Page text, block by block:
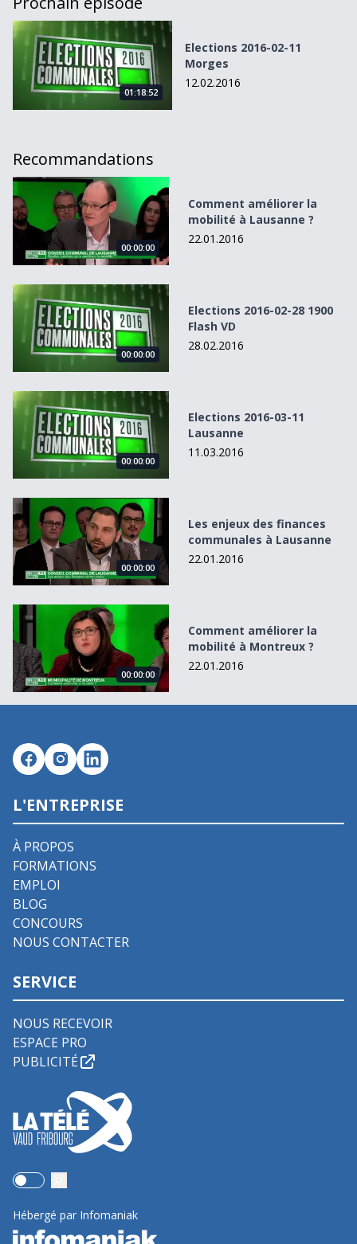
Elections 2016-02-11 Morges
01:18:52
Elections 2016-02-11
Morges
12.02.2016
Recommandations
Comment améliorer la mobilité à Lausanne ?
00:00:00
Comment améliorer la
mobilité à Lausanne ?
22.01.2016
Elections 2016-02-28 1900 Flash VD
00:00:00
Elections 2016-02-28 1900
Flash VD
28.02.2016
Elections 2016-03-11 Lausanne
00:00:00
Elections 2016-03-11
Lausanne
11.03.2016
Les enjeux des finances communales à Lausanne
00:00:00
Les enjeux des finances
communales à Lausanne
22.01.2016
Comment améliorer la mobilité à Montreux ?
00:00:00
Comment améliorer la
mobilité à Montreux ?
22.01.2016
L'ENTREPRISE
À PROPOS
FORMATIONS
EMPLOI
BLOG
CONCOURS
NOUS CONTACTER
SERVICE
NOUS RECEVOIR
ESPACE PRO
PUBLICITÉ
Use setting
Hébergé par Infomaniak